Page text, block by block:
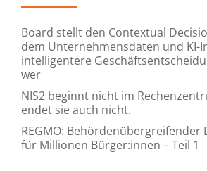
Board stellt den Contextual
dem Unternehmensdaten und KI-
intelligentere
wer
NIS2 beginnt nicht im
endet sie auch nicht.
REGMO: Behördenübergreifender
für Millionen Bürger:innen – Teil 1